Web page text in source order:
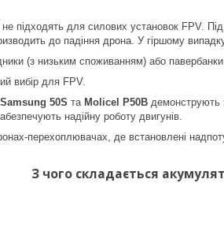
не підходять для силових установок FPV.
до падіння дрона. У гіршому
(з низьким споживанням) або
вибір для FPV.
Samsung 50S та Molicel P50B демонструють
надійну роботу двигунів.
перехоплювачах, де встановлені
З чого складається